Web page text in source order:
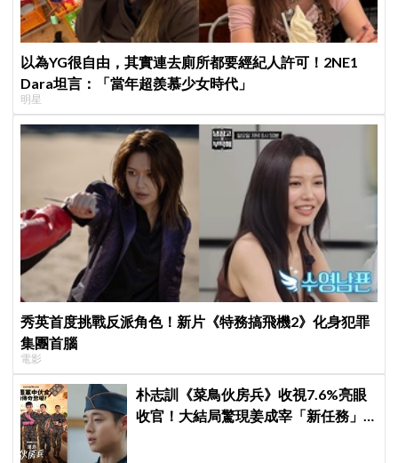
以為YG很自由，其實連去廁所都要經紀人許可！2NE1
Dara坦言：「當年超羨慕少女時代」
明星
秀英首度挑戰反派角色！新片《特務搞飛機2》化身犯罪
集團首腦
電影
朴志訓《菜鳥伙房兵》收視7.6%亮眼
收官！大結局驚現姜成宰「新任務」